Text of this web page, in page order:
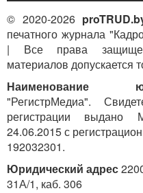
© 2020-2026
печатного журнала
| Все права
материалов допускается
"РегистрМедиа".
регистрации выдано
24.06.2015 с
192032301.
Юридический адрес
31А/1, каб. 306